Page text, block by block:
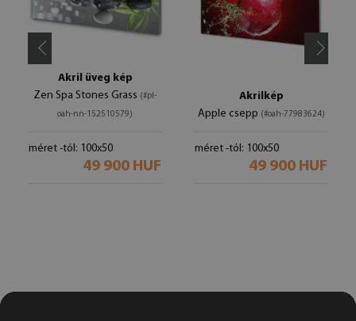
Akril üveg kép
Zen Spa Stones Grass (#pl-
oah-nn-152510579)
méret -tól: 100x50
49 900 HUF
Akrilkép
Apple csepp (#oah-77983624)
méret -tól: 100x50
49 900 HUF